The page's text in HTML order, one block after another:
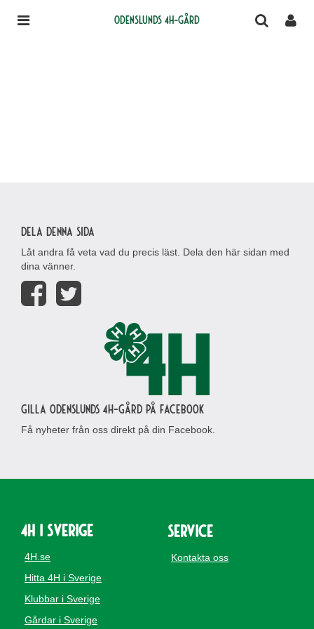
Odenslunds 4H-gård
Dela denna sida
Låt andra få veta vad du precis läst. Dela den här sidan med
dina vänner.
Gilla Odenslunds 4H-gård på Facebook
Få nyheter från oss direkt på din Facebook.
4H i Sverige
4H.se
Hitta 4H i Sverige
Klubbar i Sverige
Gårdar i Sverige
Service
Kontakta oss